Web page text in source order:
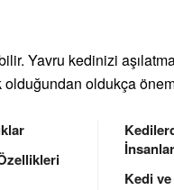
Yavru kedinizi
oldukça
Kedi ve